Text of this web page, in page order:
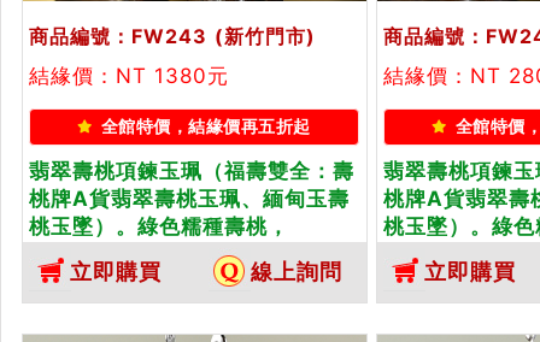
商品編號：FW243 (新竹門市)
結緣價：NT 1380元
全館特價，結緣價再五折起
翡翠壽桃項鍊玉珮（福壽雙全：壽
桃牌A貨翡翠壽桃玉珮、緬甸玉壽
桃玉墜）。綠色糯種壽桃，
FW243。客製化訂做各種翡翠壽
桃吊墜玉珮項鍊。★附A貨翡翠雙
證書
立即購買 線上詢問
商品編號：
結緣價：NT
全館特價
翡翠壽桃項鍊
桃牌A貨翡翠壽
桃玉墜）。綠
FW244。客製
桃吊墜玉珮項
證書
立即購買